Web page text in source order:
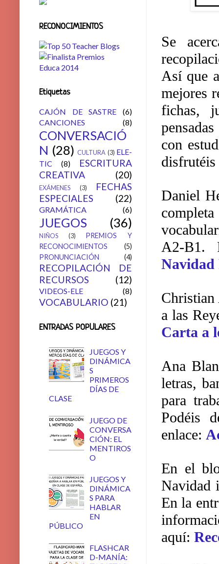
Se
Así que
mejores
fichas,
con
disfrutéis
Daniel
A2-B1.
Navidad
a las
Carta a
Ana
letras,
para
Podéis
enlace:
En el
Navidad
En la
aquí:
RECONOCIMIENTOS
Etiquetas
CAJÓN DE SASTRE
(6)
CANCIONES
(8)
CONVERSACIÓ
N (28) CULTURA (3) ELE-
TIC
(8)
ESCRITURA
CREATIVA
(20)
EXÁMENES (3)
FECHAS
ESPECIALES
(22)
GRAMÁTICA (6)
JUEGOS (36)
NIÑOS (3)
PREMIOS Y
RECONOCIMIENTOS
(5)
PRONUNCIACIÓN
(4)
RECOPILACIÓN DE
RECURSOS
(12)
VIDEOS-ELE (8)
VOCABULARIO (21)
ENTRADAS POPULARES
JUEGOS Y
DINÁMICA
S
PRIMEROS
DÍAS DE
CLASE
JUEGO DE
CONVERSA
CIÓN: EL
MENTIROS
O
JUEGOS Y
DINÁMICA
S PARA
HABLAR
EN
PÚBLICO
FLASHCAR
D-MANÍA: